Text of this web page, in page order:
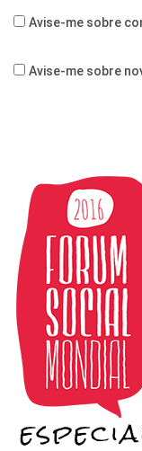
Avise-me sobre
Avise-me sobre